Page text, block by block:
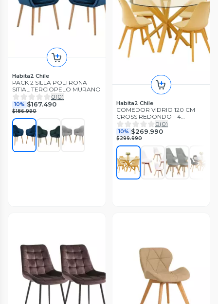
Habita2 Chile
PACK 2 SILLA POLTRONA
SITIAL TERCIOPELO MURANO
0(0)
10% $167.490
$186.990
Habita2 Chile
COMEDOR VIDRIO 120 CM
CROSS REDONDO - 4
PUESTOS
0(0)
10% $269.990
$299.990